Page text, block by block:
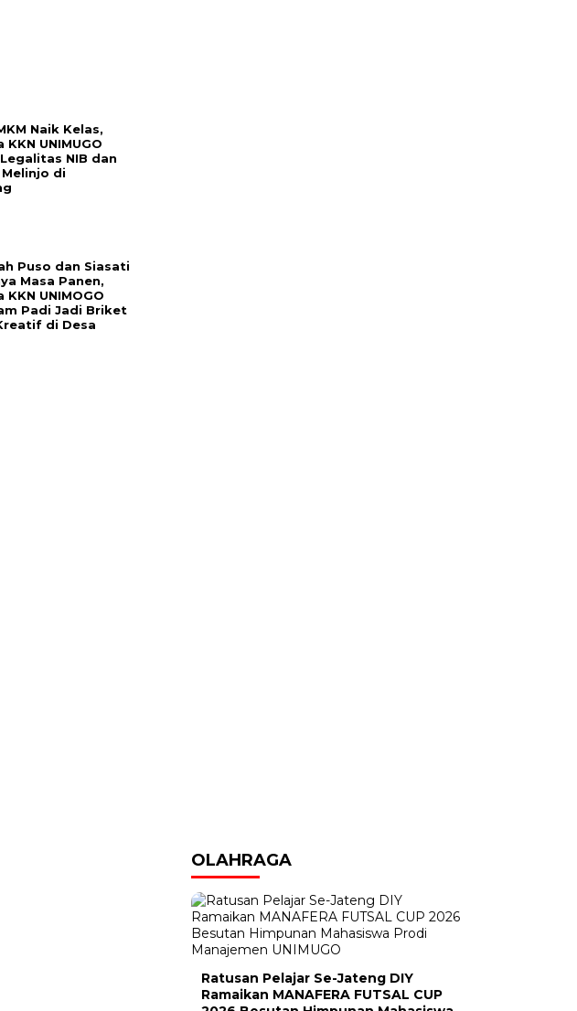
Naik Kelas,
KKN UNIMUGO
NIB dan
Melinjo di
Puso dan Siasati
Masa Panen,
KKN UNIMOGO
Padi Jadi Briket
di Desa
OLAHRAGA
Ratusan Pelajar Se-Jateng DIY
Ramaikan MANAFERA FUTSAL CUP